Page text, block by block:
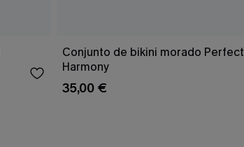
Conjunto de bikini morado Perfect
Harmony
35,00 €